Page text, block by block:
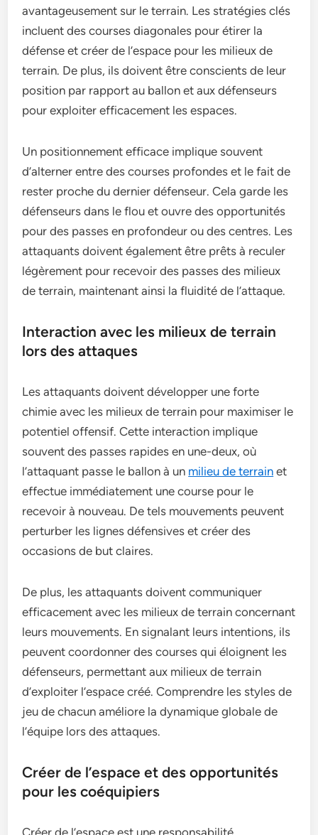
avantageusement sur le terrain. Les stratégies clés
incluent des courses diagonales pour étirer la
défense et créer de l’espace pour les milieux de
terrain. De plus, ils doivent être conscients de leur
position par rapport au ballon et aux défenseurs
pour exploiter efficacement les espaces.
Un positionnement efficace implique souvent
d’alterner entre des courses profondes et le fait de
rester proche du dernier défenseur. Cela garde les
défenseurs dans le flou et ouvre des opportunités
pour des passes en profondeur ou des centres. Les
attaquants doivent également être prêts à reculer
légèrement pour recevoir des passes des milieux
de terrain, maintenant ainsi la fluidité de l’attaque.
Interaction avec les milieux de terrain
lors des attaques
Les attaquants doivent développer une forte
chimie avec les milieux de terrain pour maximiser le
potentiel offensif. Cette interaction implique
souvent des passes rapides en une-deux, où
l’attaquant passe le ballon à un milieu de terrain et
effectue immédiatement une course pour le
recevoir à nouveau. De tels mouvements peuvent
perturber les lignes défensives et créer des
occasions de but claires.
De plus, les attaquants doivent communiquer
efficacement avec les milieux de terrain concernant
leurs mouvements. En signalant leurs intentions, ils
peuvent coordonner des courses qui éloignent les
défenseurs, permettant aux milieux de terrain
d’exploiter l’espace créé. Comprendre les styles de
jeu de chacun améliore la dynamique globale de
l’équipe lors des attaques.
Créer de l’espace et des opportunités
pour les coéquipiers
Créer de l’espace est une responsabilité